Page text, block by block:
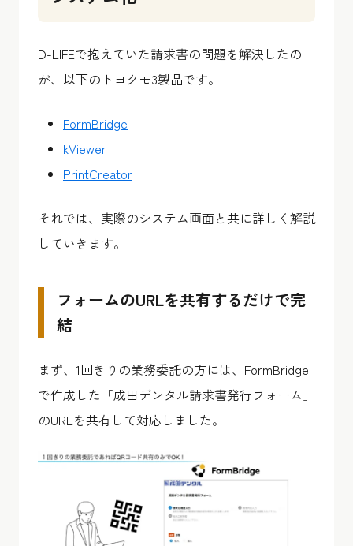
D-LIFEで抱えていた請求書の問題を解決したの
が、以下のトヨクモ3製品です。
FormBridge
kViewer
PrintCreator
それでは、実際のシステム画面と共に詳しく解説
していきます。
フォームのURLを共有するだけで完
結
まず、1回きりの業務委託の方には、FormBridge
で作成した「成田デンタル請求書発行フォーム」
のURLを共有して対応しました。